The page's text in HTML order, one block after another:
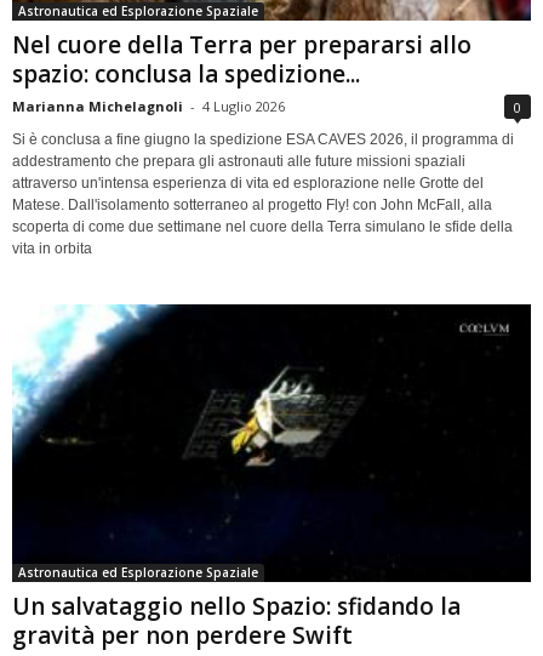
Astronautica ed Esplorazione Spaziale
Nel cuore della Terra per prepararsi allo
spazio: conclusa la spedizione...
Marianna Michelagnoli - 4 Luglio 2026 0
Si è conclusa a fine giugno la spedizione ESA CAVES 2026, il programma di
addestramento che prepara gli astronauti alle future missioni spaziali
attraverso un'intensa esperienza di vita ed esplorazione nelle Grotte del
Matese. Dall'isolamento sotterraneo al progetto Fly! con John McFall, alla
scoperta di come due settimane nel cuore della Terra simulano le sfide della
vita in orbita
Astronautica ed Esplorazione Spaziale
Un salvataggio nello Spazio: sfidando la
gravità per non perdere Swift